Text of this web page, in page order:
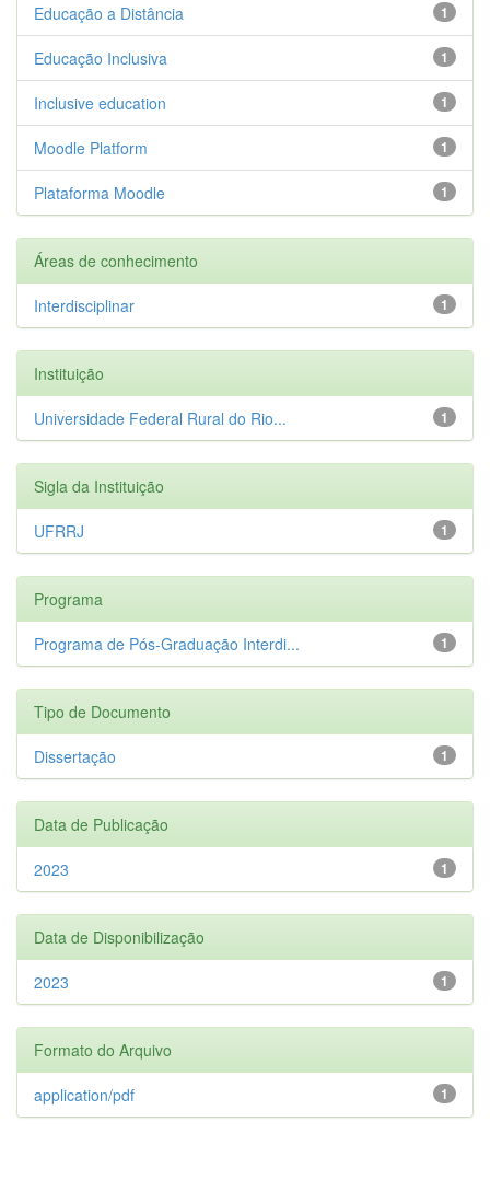
1
Educação a Distância
1
Educação Inclusiva
1
Inclusive education
1
Moodle Platform
1
Plataforma Moodle
Áreas de conhecimento
1
Interdisciplinar
Instituição
1
Universidade Federal Rural do Rio...
Sigla da Instituição
1
UFRRJ
Programa
1
Programa de Pós-Graduação Interdi...
Tipo de Documento
1
Dissertação
Data de Publicação
1
2023
Data de Disponibilização
1
2023
Formato do Arquivo
1
application/pdf